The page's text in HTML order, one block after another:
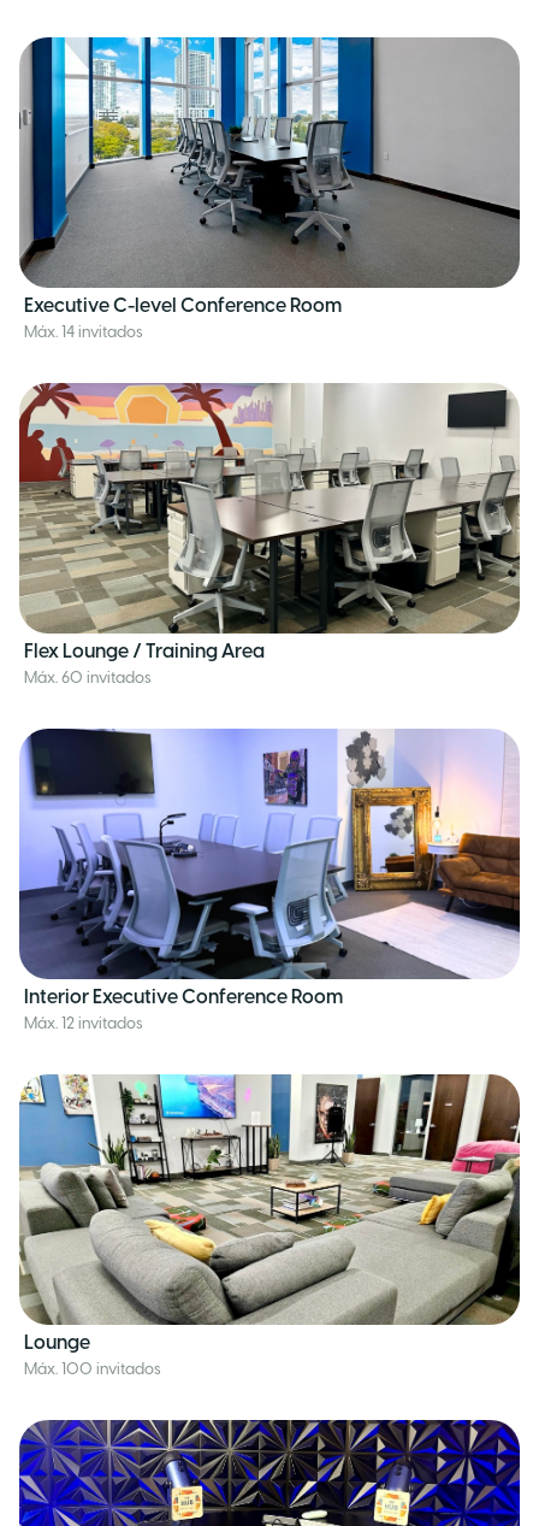
Executive C-level Conference Room
Máx. 14 invitados
Flex Lounge / Training Area
Máx. 60 invitados
Interior Executive Conference Room
Máx. 12 invitados
Lounge
Máx. 100 invitados